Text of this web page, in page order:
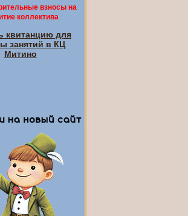
взносы на
коллектива
квитанцию для
занятий в КЦ
Митино